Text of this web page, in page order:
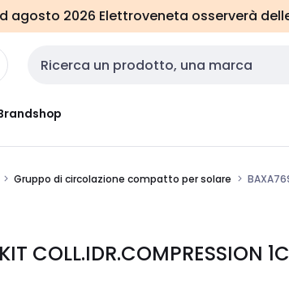
agosto 2026 Elettroveneta osserverà
Cerca input
Gruppo di circolazione compatto per solare
COLL.IDR.COMPRESSION